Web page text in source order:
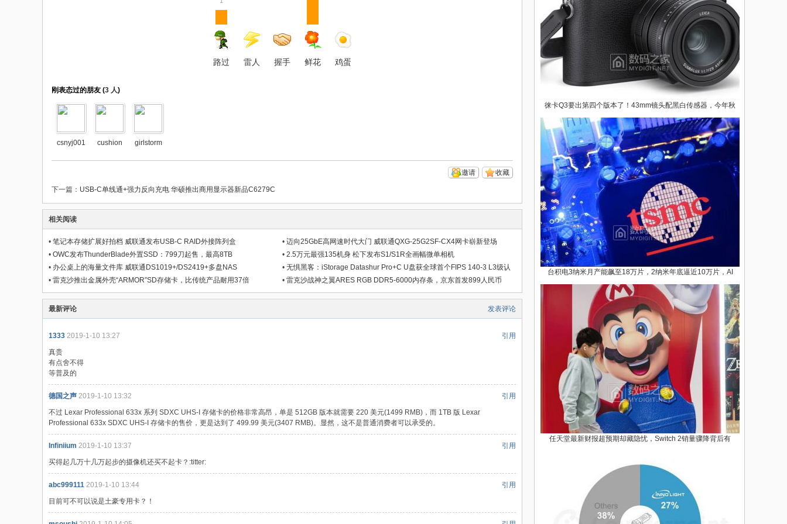
路过 雷人 握手 鲜花 鸡蛋
刚表态过的朋友 (3 人)
csnyj001 cushion girlstorm
收藏
邀请
下一篇： USB-C单线通+强力反向充电 华硕推出商用显示器新品C6279C
相关阅读
• 笔记本存储扩展好拍档 威联通发布USB-C RAID外接阵列盒 • 迈向25GbE高网速时代大门 威联通QXG-25G2SF-CX4网卡崭新登场
• OWC发布ThunderBlade外置SSD：799刀起售，最高8TB • 2.5万元最强135机身 松下发布S1/S1R全画幅微单相机
• 办公桌上的海量文件库 威联通DS1019+/DS2419+多盘NAS • 无惧黑客：iStorage Datashur Pro+C U盘获全球首个FIPS 140-3 L3级认
证
• 雷克沙推出金属外壳“ARMOR”SD存储卡，比传统产品耐用37倍 • 雷克沙战神之翼ARES RGB DDR5-6000内存条，京东首发899人民币
发表评论
最新评论
引用
1333 2019-1-10 13:27
真贵
有点舍不得
等普及的
引用
德国之声 2019-1-10 13:32
不过 Lexar Professional 633x 系列 SDXC UHS-I 存储卡的价格非常高昂，单是 512GB 版本就需要 220 美元(1499 RMB)，而 1TB 版 Lexar
Professional 633x SDXC UHS-I 存储卡的售价，更是达到了 499.99 美元(3407 RMB)。显然，这不是普通消费者可以承受的。
引用
Infiniium 2019-1-10 13:37
买得起几万十几万起步的摄像机还买不起卡？:titter:
引用
abc999111 2019-1-10 13:44
目前可不可以说是土豪专用卡？！
徕卡Q3要出第四个版本了！43mm镜头配黑白传感器，今年秋
台积电3纳米月产能飙至18万片，2纳米年底逼近10万片，AI
任天堂最新财报超预期却藏隐忧，Switch 2销量骤降背后有